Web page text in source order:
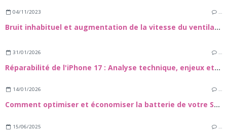
04/11/2023 …
Bruit inhabituel et augmentation de la vitesse du ventilateur d'un Mac
31/01/2026 …
Réparabilité de l'iPhone 17 : Analyse technique, enjeux et guide de maintenance
14/01/2026 …
Comment optimiser et économiser la batterie de votre Samsung Galaxy S24
15/06/2025 …